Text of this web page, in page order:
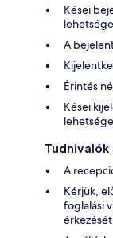
Kései
A
Érintés
Kései
A
Kérjük,
foglalási